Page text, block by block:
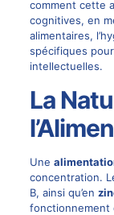
comment cette
cognitives, en
alimentaires,
spécifiques
intellectuelles.
La
Une
concentration.
B, ainsi qu’en
fonctionnement